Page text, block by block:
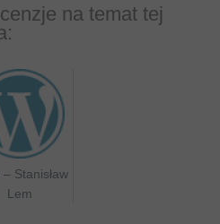
na temat tej
Stanisław
Lem